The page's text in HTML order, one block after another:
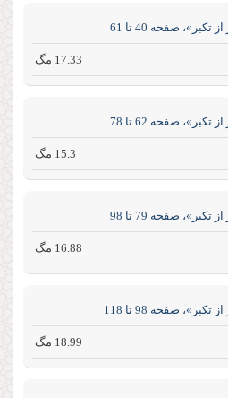
17.33 مگ
15.3 مگ
16.88 مگ
18.99 مگ